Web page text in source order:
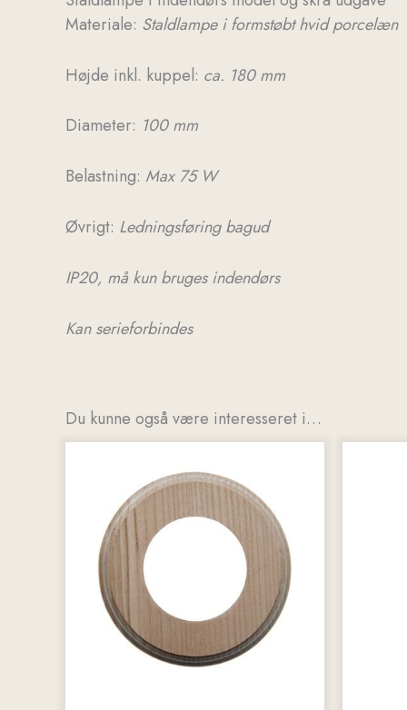
Materiale: Staldlampe i formstøbt hvid porcelæn
Højde inkl. kuppel: ca. 180 mm
Diameter: 100 mm
Belastning: Max 75 W
Øvrigt: Ledningsføring bagud
IP20, må kun bruges indendørs
Kan serieforbindes
Du kunne også være interesseret i…